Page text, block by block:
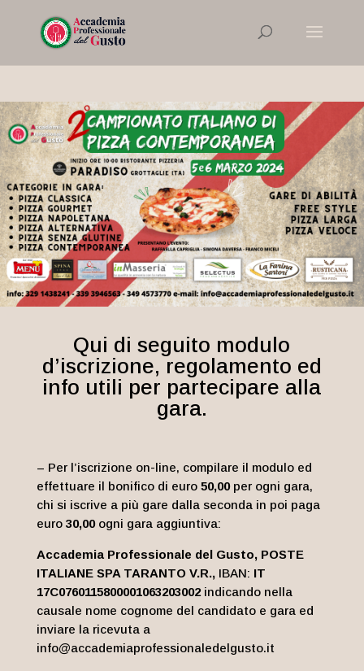
Qui di seguito modulo
d’iscrizione, regolamento ed
info utili per partecipare alla
gara.
– Per l’iscrizione on-line, compilare il modulo ed
effettuare il bonifico di euro 50,00per ogni gara,
chi si iscrive a più gare dalla seconda in poi paga
euro 30,00ogni gara aggiuntiva:
Accademia Professionale del Gusto, POSTE
ITALIANE SPA TARANTO V.R., IBAN: IT
17C0760115800001063203002indicando nella
causale nome cognome del candidato e gara ed
inviare la ricevuta a
info@accademiaprofessionaledelgusto.it